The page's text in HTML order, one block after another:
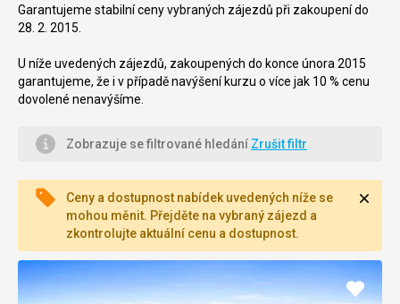
Garantujeme stabilní ceny vybraných zájezdů při zakoupení do
28. 2. 2015.
U níže uvedených zájezdů, zakoupených do konce února 2015
garantujeme, že i v případě navýšení kurzu o více jak 10 % cenu
dovolené nenavýšíme.
Zobrazuje se filtrované hledání Zrušit filtr
Ceny a dostupnost nabídek uvedených níže se
mohou měnit. Přejděte na vybraný zájezd a
zkontrolujte aktuální cenu a dostupnost.
Přidat
do